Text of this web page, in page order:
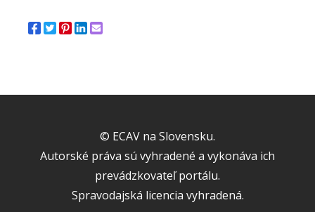
© ECAV na Slovensku.
Autorské práva sú vyhradené a vykonáva ich
prevádzkovateľ portálu.
Spravodajská licencia vyhradená.